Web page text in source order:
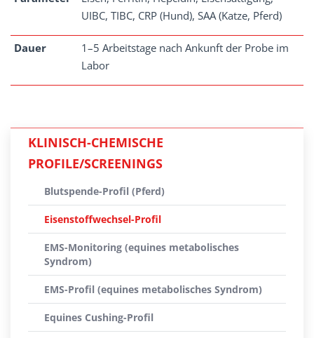
UIBC, TIBC, CRP (Hund), SAA (Katze, Pferd)
Dauer
1–5 Arbeitstage nach Ankunft der Probe im
Labor
KLINISCH-CHEMISCHE
PROFILE/SCREENINGS
Blutspende-Profil (Pferd)
Eisenstoffwechsel-Profil
EMS-Monitoring (equines metabolisches
Syndrom)
EMS-Profil (equines metabolisches Syndrom)
Equines Cushing-Profil